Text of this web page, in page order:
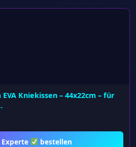
Kniekissen – 44x22cm – für
bestellen